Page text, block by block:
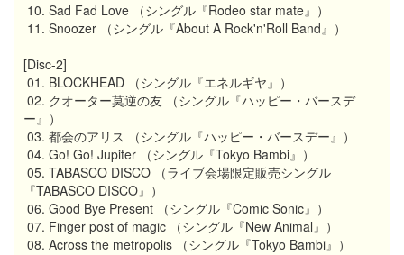
10. Sad Fad Love （シングル『Rodeo star mate』）
11. Snoozer （シングル『About A Rock'n'Roll Band』）
[Disc-2]
01. BLOCKHEAD （シングル『エネルギヤ』）
02. クオーター莫逆の友 （シングル『ハッピー・バースデ
ー』）
03. 都会のアリス （シングル『ハッピー・バースデー』）
04. Go! Go! Jupiter （シングル『Tokyo Bambi』）
05. TABASCO DISCO （ライブ会場限定販売シングル
『TABASCO DISCO』）
06. Good Bye Present （シングル『Comic Sonic』）
07. Finger post of magic （シングル『New Animal』）
08. Across the metropolis （シングル『Tokyo Bambi』）